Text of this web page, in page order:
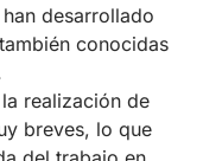
desarrollado
conocidas
realización de
breves, lo que